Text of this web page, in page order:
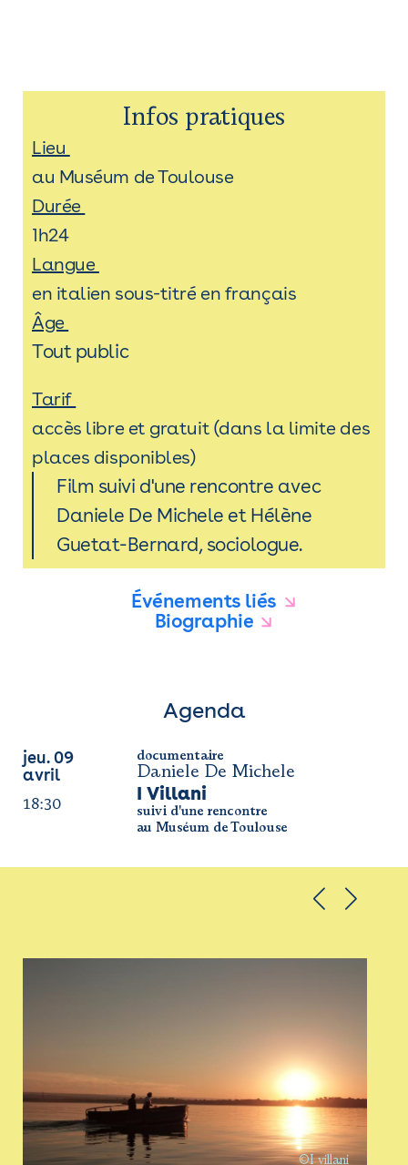
Infos pratiques
Lieu
au Muséum de Toulouse
Durée
1h24
Langue
en italien sous-titré en français
Âge
Tout public
Tarif
accès libre et gratuit (dans la limite des
places disponibles)
Film suivi d'une rencontre avec
Daniele De Michele et Hélène
Guetat-Bernard, sociologue.
Événements liés
Biographie
Agenda
jeu. 09
avril
18:30
documentaire
Daniele De Michele
I Villani
suivi d'une rencontre
au Muséum de Toulouse
©I villani